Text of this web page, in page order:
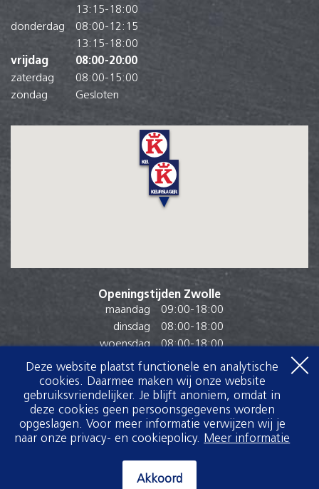
13:15-18:00
donderdag
08:00-12:15
13:15-18:00
vrijdag
08:00-20:00
zaterdag
08:00-15:00
zondag
Gesloten
Openingstijden Zwolle
maandag
09:00-18:00
dinsdag
08:00-18:00
woensdag
08:00-18:00
donderdag
08:00 -
vrijdag
08:00- 19:00
zaterdag
07:30-17:00
zondag
Gesloten
Deze website plaatst functionele en analytische
cookies. Daarmee maken wij onze website
gebruiksvriendelijker. Je blijft anoniem, omdat in
deze cookies geen persoonsgegevens worden
opgeslagen. Voor meer informatie verwijzen wij je
naar onze privacy- en cookiepolicy. Meer informatie
Akkoord